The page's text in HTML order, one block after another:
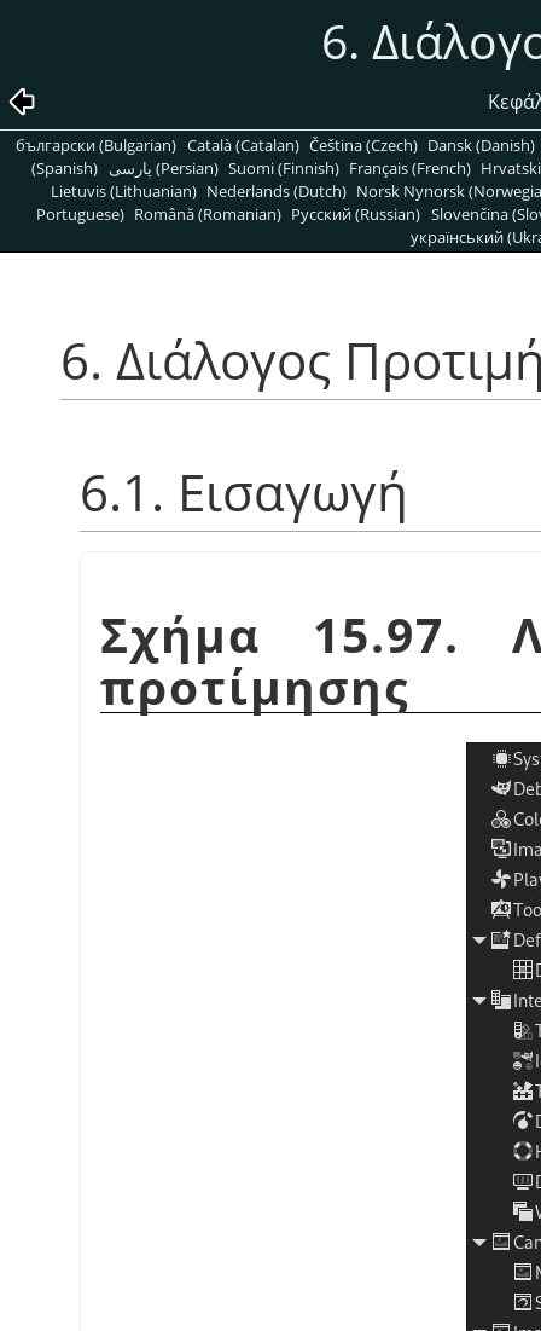
6.
български (Bulgarian) Català (Catalan) Čeština (Czech) Dansk (Danish)
(Spanish)
پارسی (Persian) Suomi (Finnish) Français (French)
Lietuvis (Lithuanian) Nederlands (Dutch) Norsk Nynorsk
Portuguese) Română (Romanian) Pусский (Russian) Slovenčina
український
6. Διάλογος
6.1. Εισαγωγή
Σχήμα 15.97.
προτίμησης